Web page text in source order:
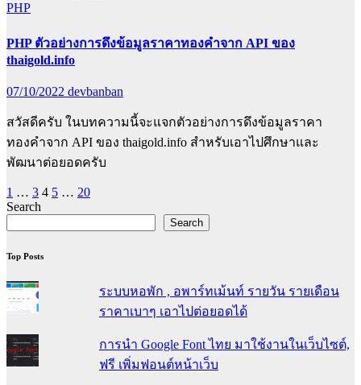
PHP
PHP ตัวอย่างการดึงข้อมูลราคาทองคำจาก API ของ
thaigold.info
07/10/2022 devbanban
สวัสดีครับ ในบทความนี้จะแจกตัวอย่างการดึงข้อมูลราคา
ทองคำจาก API ของ thaigold.info สำหรับเอาไปศึกษาและ
พัฒนาต่อยอดครับ
Posts
pagination
1 … 3 4 5 … 20
Search
Search
Top Posts
ระบบหอพัก , อพาร์ทเม้นท์ รายวัน รายเดือน
ราคาเบาๆ เอาไปต่อยอดได้
การนำ Google Font ไทย มาใช้งานในเว็บไซต์,
ฟรี เพิ่มฟอนต์หน้าเว็บ